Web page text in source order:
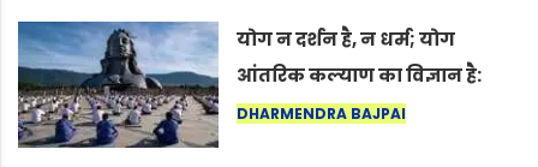
योग न दर्शन है, न धर्म; योग
आंतरिक कल्याण का विज्ञान है:
अंतरराष्ट्रीय योग दिवस 2026 पर
DHARMENDRA BAJPAI